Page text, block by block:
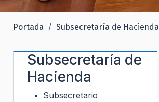
Portada Subsecretaría de Hacienda
Subsecretaría de
Hacienda
Subsecretario